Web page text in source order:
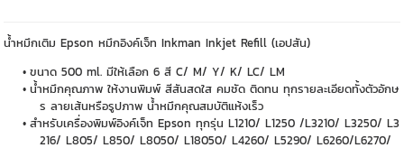
น้ำหมึกเติม Epson หมึกอิงค์เจ็ท Inkman Inkjet Refill (เอปสัน)
ขนาด 500 ml. มีให้เลือก 6 สี C/ M/ Y/ K/ LC/ LM
น้ำหมึกคุณภาพ ให้งานพิมพ์ สีสันสดใส คมชัด ติดทน ทุกรายละเอียดทั้งตัวอักษ
ร ลายเส้นหรือรูปภาพ น้ำหมึกคุณสมบัติแห้งเร็ว
สำหรับเครื่องพิมพ์อิงค์เจ็ท Epson ทุกรุ่น L1210/ L1250 /L3210/ L3250/ L3
216/ L805/ L850/ L8050/ L18050/ L4260/ L5290/ L6260/L6270/